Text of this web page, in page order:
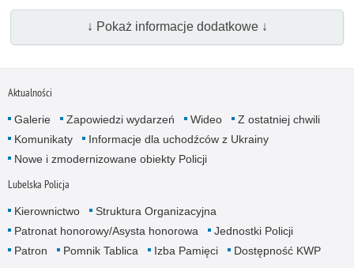
↓ Pokaż informacje dodatkowe ↓
Aktualności
Galerie Zapowiedzi wydarzeń Wideo
Z ostatniej chwili
Komunikaty
Informacje dla uchodźców z Ukrainy
Nowe i zmodernizowane obiekty Policji
Lubelska Policja
Kierownictwo
Struktura Organizacyjna
Patronat honorowy/Asysta honorowa
Jednostki Policji
Patron
Pomnik Tablica Izba Pamięci Dostępność KWP